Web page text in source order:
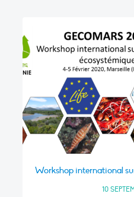
Workshop international
10